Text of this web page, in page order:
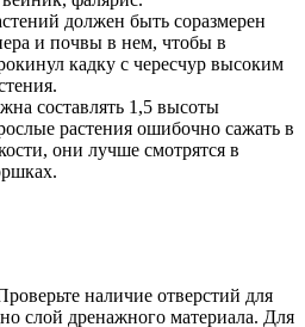
должен быть соразмерен
и почвы в нем, чтобы в
кадку с чересчур высоким
составлять 1,5 высоты
растения ошибочно сажать в
они лучше смотрятся в
наличие отверстий для
слой дренажного материала. Для